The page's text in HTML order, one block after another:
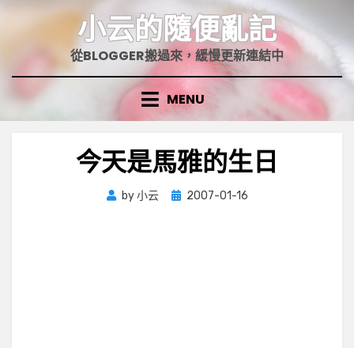
小云的隨便亂記
從BLOGGER搬過來，緩慢更新連結中
MENU
今天是馬雅的生日
by小云
Posted
2007-01-16